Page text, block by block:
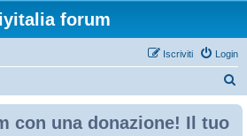
forum
Login
Iscriviti
con una donazione! Il tuo